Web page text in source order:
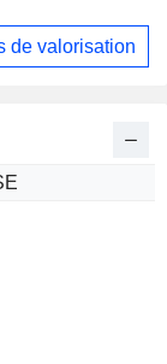
de valorisation